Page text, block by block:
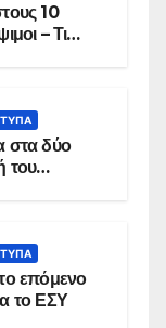
10
– Τι
στα δύο
του
επόμενο
το ΕΣΥ